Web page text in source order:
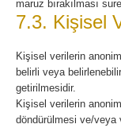
maruz bırakılması
7.3. Kişisel
Kişisel verilerin
belirli veya
getirilmesidir.
Kişisel verilerin
döndürülmesi ve/veya